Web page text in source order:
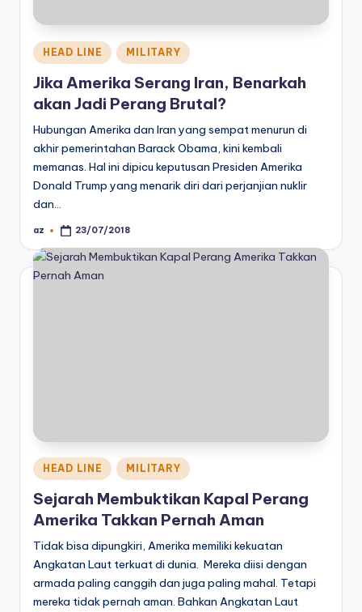
Posted
in
HEAD LINE MILITARY
Jika Amerika Serang Iran, Benarkah
akan Jadi Perang Brutal?
Hubungan Amerika dan Iran yang sempat menurun di
akhir pemerintahan Barack Obama, kini kembali
memanas. Hal ini dipicu keputusan Presiden Amerika
Donald Trump yang menarik diri dari perjanjian nuklir
dan…
Posted
az 23/07/2018
Posted
in
HEAD LINE MILITARY
Sejarah Membuktikan Kapal Perang
Amerika Takkan Pernah Aman
Tidak bisa dipungkiri, Amerika memiliki kekuatan
Angkatan Laut terkuat di dunia. Mereka diisi dengan
armada paling canggih dan juga paling mahal. Tetapi
mereka tidak pernah aman. Bahkan Angkatan Laut